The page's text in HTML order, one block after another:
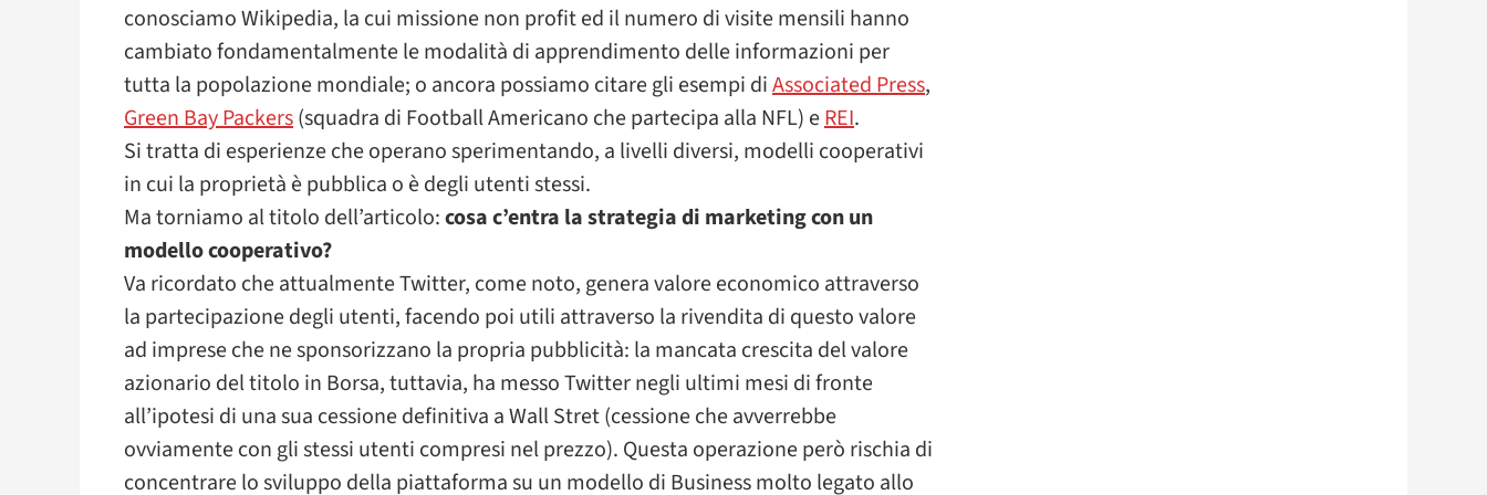
conosciamo Wikipedia, la cui missione non profit ed il numero di visite mensili hanno
cambiato fondamentalmente le modalità di apprendimento delle informazioni per
tutta la popolazione mondiale; o ancora possiamo citare gli esempi diAssociated Press,
Green Bay Packers(squadra di Football Americano che partecipa alla NFL) eREI.
Si tratta di esperienze che operano sperimentando, a livelli diversi, modelli cooperativi
in cui la proprietà è pubblica o è degli utenti stessi.
Ma torniamo al titolo dell’articolo:cosa c’entra la strategia di marketing con un
modello cooperativo?
Va ricordato che attualmente Twitter, come noto, genera valore economico attraverso
la partecipazione degli utenti, facendo poi utili attraverso la rivendita di questo valore
ad imprese che ne sponsorizzano la propria pubblicità: la mancata crescita del valore
azionario del titolo in Borsa, tuttavia, ha messo Twitter negli ultimi mesi di fronte
all’ipotesi di una sua cessione definitiva a Wall Stret (cessione che avverrebbe
ovviamente con gli stessi utenti compresi nel prezzo). Questa operazione però rischia di
concentrare lo sviluppo della piattaforma su un modello di Business molto legato allo